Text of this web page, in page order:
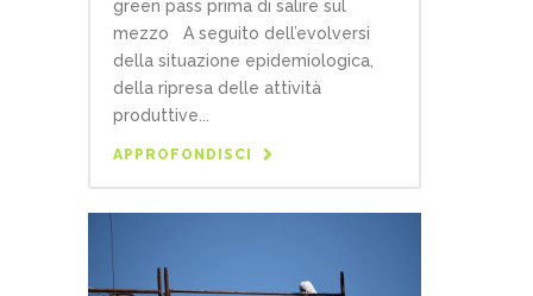
green pass prima di salire sul
mezzo A seguito dell’evolversi
della situazione epidemiologica,
della ripresa delle attività
produttive...
APPROFONDISCI